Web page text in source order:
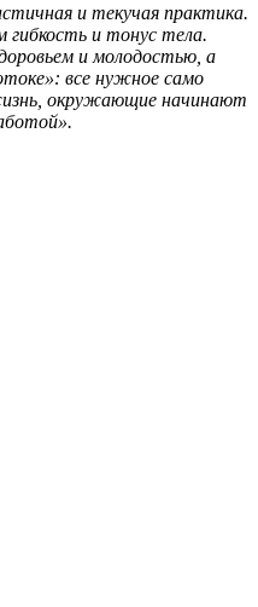
и текучая практика.
гибкость и тонус тела.
и молодостью, а
все нужное само
окружающие начинают